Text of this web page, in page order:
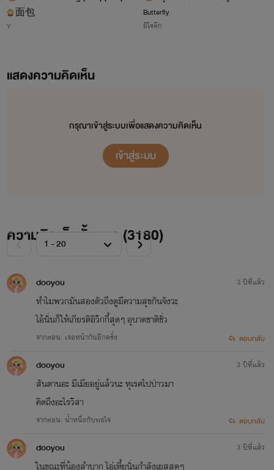
面包
Y
ราม่า } NC 20 + ( อ่านฟรี ไม่ติด
เหรียญ ) จบแล้ว END
Butterfly
อีโรติก
แสดงความคิดเห็น
กรุณาเข้าสู่ระบบเพื่อแสดงความคิดเห็น
เข้าสู่ระบบ
ความคิดเห็นทั้งหมด (3180)
dooyou
ทำไมพวกมันสองตัวถึงดูมีความสุขกันจังวะ
ไอ้นั่นก็ให้เกียรติอิวิกกี้สุดๆ อุบาดชาติชั่ว
จากตอน: เจอหน้ากันอีกครั้ง
3 ปีที่แล้ว
ตอบกลับ
dooyou
สันดานอะ มีเมียอยู่แล้วนะ ทุเรศไปป่าวมา
คิดถึงอะไรวิสา
จากตอน: น้ำหนึ่งกับพอใจ
3 ปีที่แล้ว
ตอบกลับ
dooyou
ในขณะที่น้องลำบาก ไอ่เหี้ยนั่นกำลังเยสสดๆ
3 ปีที่แล้ว